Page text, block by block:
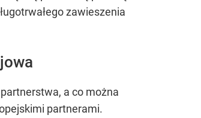
zawieszenia
a co można
partnerami.